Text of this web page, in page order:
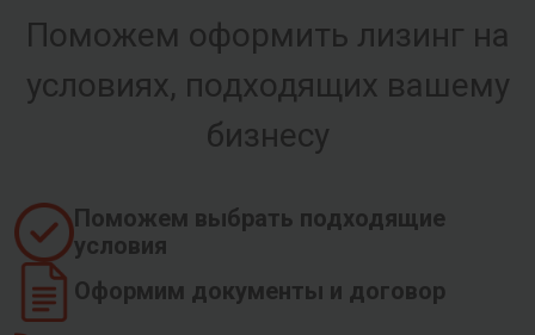
Поможем оформить лизинг на
условиях, подходящих вашему
бизнесу
Поможем выбрать подходящие
условия
Оформим документы и договор